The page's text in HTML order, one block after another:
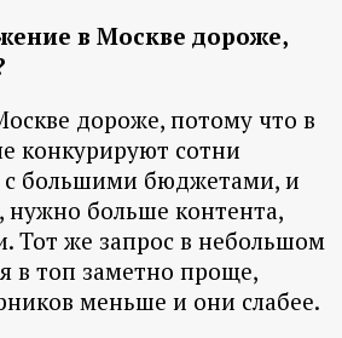
в Москве дороже,
дороже, потому что в
конкурируют сотни
с большими бюджетами, и
нужно больше контента,
Тот же запрос в небольшом
в топ заметно проще,
меньше и они слабее.